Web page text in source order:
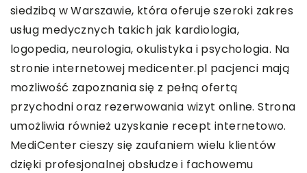
siedzibą w Warszawie, która oferuje szeroki zakres
usług medycznych takich jak kardiologia,
logopedia, neurologia, okulistyka i psychologia. Na
stronie internetowej medicenter.pl pacjenci mają
możliwość zapoznania się z pełną ofertą
przychodni oraz rezerwowania wizyt online. Strona
umożliwia również uzyskanie recept internetowo.
MediCenter cieszy się zaufaniem wielu klientów
dzięki profesjonalnej obsłudze i fachowemu